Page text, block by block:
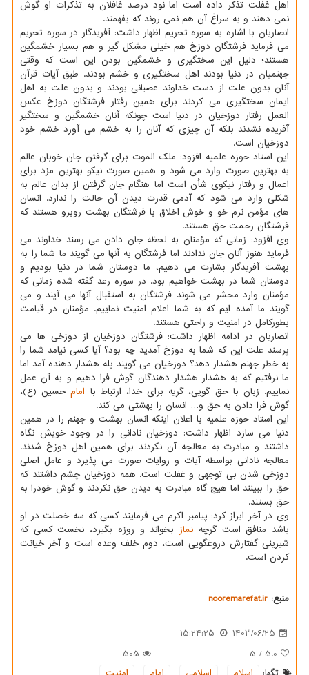
اهل غفلت تذکر داده است اما نود درصد غافلان به تذکرات او گوش
نمی دهند و به سراغ آن هم نمی روند که بفهمند.
انصاریان با اشاره به سوره تحریم اظهار داشت: آفریدگار در سوره تحریم
می فرماید فرشتگان دوزخ هم خیلی مشکل گیر و هم بسیار خشمگین
هستند؛ دلیل این سختگیری و خشمگین بودن این است که وقتی
جهنمیان در دنیا بودند اهل سختگیری و خشم بودند. طبق آیات قرآن
آنان بدون علت از دست خداوند عصبانی بودند و بدون علت به اهل
ایمان سختگیری می کردند برای همین رفتار فرشتگان دوزخ عکس
العمل رفتار دوزخیان در دنیا است چونکه آنان خشمگین و سختگیر
آفریده نشدند بلکه آن چیزی که آنان را به خشم می آورد خشم خود
دوزخیان است.
این استاد حوزه علمیه افزود: ملک الموت برای گرفتن جان خوبان عالم
به بهترین صورت وارد می شود و همین صورت نیکو بهترین مزد برای
اعمال و رفتار نیکوی شأن است اما هنگام جان گرفتن از بدان عالم به
شکلی وارد می شود که آدمی قدرت دیدن آن حالت را ندارد. انسان
های مؤمن نرم خو و خوش اخلاق با فرشتگان بهشت روبرو هستند که
فرشتگان رحمت حق هستند.
وی افزود: زمانی که مؤمنان به لحظه جان دادن می رسند خداوند می
فرماید هنوز آنان جان ندادند اما فرشتگان به آنها می گویند ما شما را به
بهشت آفریدگار بشارت می دهیم، ما دوستان شما در دنیا بودیم و
دوستان شما در بهشت خواهیم بود. در سوره رعد گفته شده زمانی که
مؤمنان وارد محشر می شوند فرشتگان به استقبال آنها می آیند و می
گویند ما آمده ایم که به شما اعلام امنیت نماییم. مؤمنان در قیامت
بطورکامل در امنیت و راحتی هستند.
انصاریان در ادامه اظهار داشت: فرشتگان دوزخیان از دوزخی ها می
پرسند علت این که شما به دوزخ آمدید چه بود؟ آیا کسی نیامد شما را
به خطر جهنم هشدار دهد؟ دوزخیان می گویند بله هشدار دهنده آمد اما
ما نرفتیم که به هشدار هشدار دهندگان گوش فرا دهیم و به آن عمل
نماییم. زبان با حق گویی، گریه برای خدا، ارتباط با امامحسین (ع)،
گوش فرا دادن به حق و… انسان را بهشتی می کند.
این استاد حوزه علمیه با اعلان اینکه انسان بهشت و جهنم را در همین
دنیا می سازد اظهار داشت: دوزخیان نادانی را در وجود خویش نگاه
داشتند و مبادرت به معالجه آن نکردند برای همین اهل دوزخ شدند.
معالجه نادانی بواسطه آیات و روایات صورت می پذیرد و عامل اصلی
دوزخی شدن بی توجهی و غفلت است. همه دوزخیان چشم داشتند که
حق را ببینند اما هیچ گاه مبادرت به دیدن حق نکردند و گوش خودرا به
حق بستند.
وی در آخر ابراز کرد: پیامبر اکرم می فرمایند کسی که سه خصلت در او
باشد منافق است گرچه نماز بخواند و روزه بگیرد، نخست کسی که
شیرینی گفتارش دروغگویی است، دوم خلف وعده است و آخر خیانت
کردن است.
منبع: nooremarefat.ir
1403/06/25
15:24:25
5.0
/
5
505